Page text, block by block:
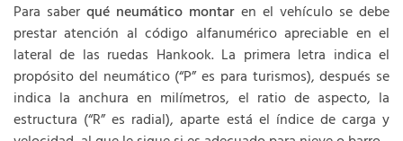
Para saberqué neumático montaren el vehículo se debe
prestar atención al código alfanumérico apreciable en el
lateral de las ruedas Hankook. La primera letra indica el
propósito del neumático (“P” es para turismos), después se
indica la anchura en milímetros, el ratio de aspecto, la
estructura (“R” es radial), aparte está el índice de carga y